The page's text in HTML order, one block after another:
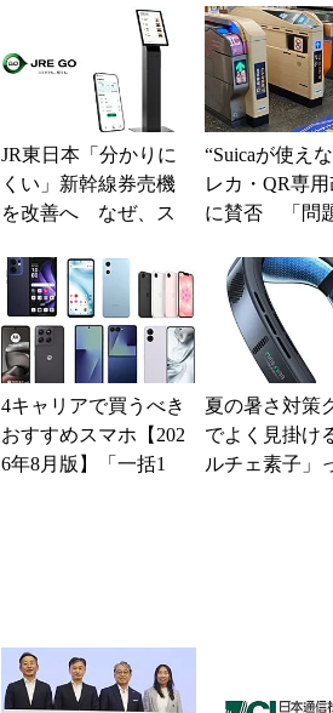
JR東日本「分かりに
くい」新幹線券売機
を改善へ なぜ、ス
の最短1分購入」を実
現？
“Suicaが使え
レカ・QR専
に賛否 「問
系ICの方がス
4キャリアで買うべき
おすすめスマホ【202
6年8月版】「一括1
夏の暑さ対策
でよく見掛け
ルチェ素子」